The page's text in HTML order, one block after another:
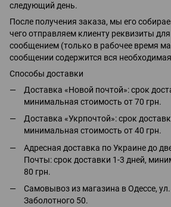
следующий день.
После получения заказа, мы его
чего отправляем клиенту реквизиты
сообщением (только в рабочее время
сообщении содержится вся
Способы доставки
Доставка «Новой почтой»: срок
минимальная стоимость от 70 грн.
Доставка «Укрпочтой»: срок
минимальная стоимость от 40 грн.
Адресная доставка по Украине до
Почты: срок доставки 1-3 дней,
80 грн.
Самовывоз из магазина в Одессе,
Заболотного 50.